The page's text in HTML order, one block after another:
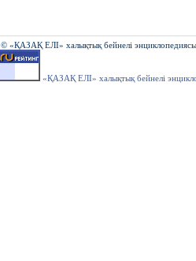
© «ҚАЗАҚ ЕЛІ» халықтық бейнелі
«ҚАЗАҚ ЕЛІ» халықтық бейнелі